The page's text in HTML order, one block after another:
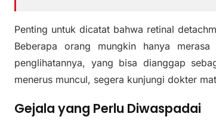
Penting untuk dicatat bahwa retinal
Beberapa orang mungkin hanya
penglihatannya, yang bisa dianggap
menerus muncul, segera kunjungi dokter
Gejala yang Perlu Diwaspadai